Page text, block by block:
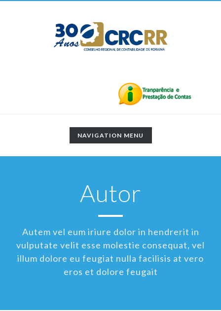
TOGGLE
NAVIGATION
NAVIGATION MENU
Autor
Autem vel eum iriure dolor in hendrerit in
vulputate velit esse molestie consequat, vel
illum dolore eu feugiat nulla facilisis at vero
eros et dolore feugait